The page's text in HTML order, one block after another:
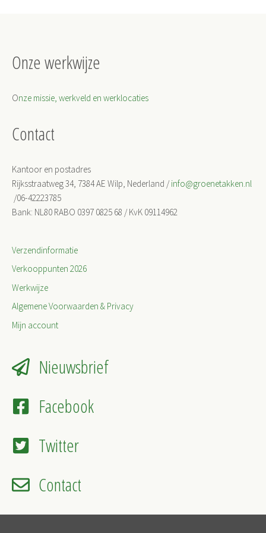
Onze werkwijze
Onze missie, werkveld en werklocaties
Contact
Kantoor en postadres
Rijksstraatweg 34, 7384 AE Wilp, Nederland /info@groenetakken.nl
/06-42223785
Bank: NL80 RABO 0397 0825 68 / KvK 09114962
Verzendinformatie
Verkooppunten 2026
Werkwijze
Algemene Voorwaarden & Privacy
Mijn account
Nieuwsbrief
Facebook
Twitter
Contact